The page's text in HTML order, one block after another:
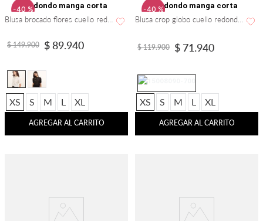
-40 %
$ 149.900 $89.940
XS S M L XL
AGREGAR AL CARRITO
-40 %
$ 119.900 $ 71.940
XS S M L XL
AGREGAR AL CARRITO